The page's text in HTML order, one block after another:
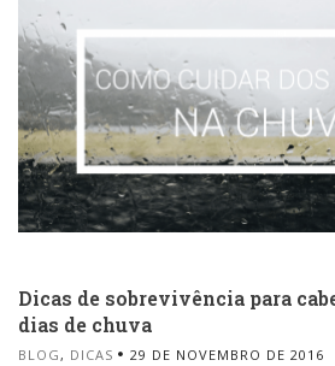
Dicas de sobrevivência para
dias de chuva
BLOG, DICAS 29 DE NOVEMBRO DE 2016